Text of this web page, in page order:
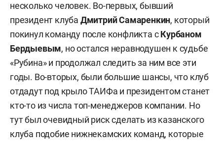
несколько человек. Во-первых, бывший
президент клуба Дмитрий Самаренкин, который
покинул команду после конфликта сКурбаном
Бердыевым, но остался неравнодушен к судьбе
«Рубина» и продолжал следить за ним все эти
годы. Во-вторых, были большие шансы, что клуб
отдадут под крыло ТАИФа и президентом станет
кто-то из числа топ-менеджеров компании. Но
тут был очевидный риск сделать из казанского
клуба подобие нижнекамских команд, которые